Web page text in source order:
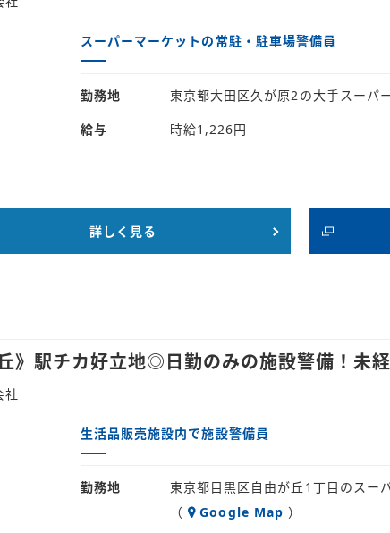
スーパーマーケットの常駐・駐車場警備員
勤務地 東京都大田区久が原2の大手スーパ
給与
時給1,226円
詳しく見る
》駅チカ好立地◎日勤のみの施設警備！未
社
生活品販売施設内で施設警備員
勤務地
東京都目黒区自由が丘1丁目のスー
（
Google Map ）